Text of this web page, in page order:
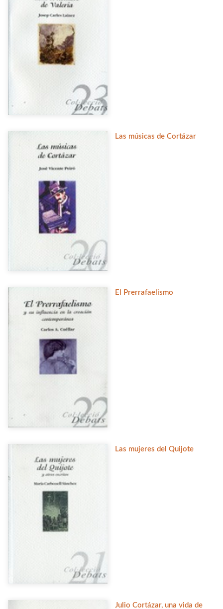
Las músicas de Cortázar
El Prerrafaelismo
Las mujeres del Quijote
Julio Cortázar, una vida de